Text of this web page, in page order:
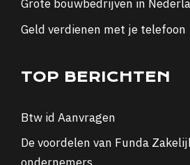
Grote bouwbedrijven in
Geld verdienen met je telefoon
TOP BERICHTEN
Btw id Aanvragen
De voordelen van Funda